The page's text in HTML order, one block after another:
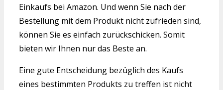
Einkaufs bei Amazon. Und wenn Sie nach der
Bestellung mit dem Produkt nicht zufrieden sind,
können Sie es einfach zurückschicken. Somit
bieten wir Ihnen nur das Beste an.
Eine gute Entscheidung bezüglich des Kaufs
eines bestimmten Produkts zu treffen ist nicht